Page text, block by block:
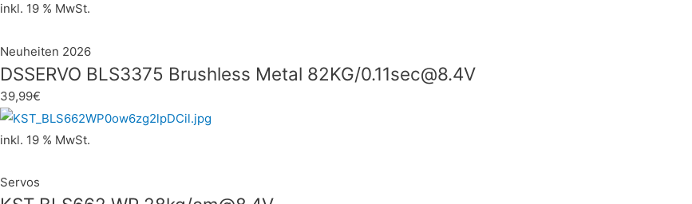
inkl. 19 % MwSt.
Neuheiten 2026
DSSERVO BLS3375 Brushless Metal 82KG/0.11sec@8.4V
39,99€
inkl. 19 % MwSt.
Servos